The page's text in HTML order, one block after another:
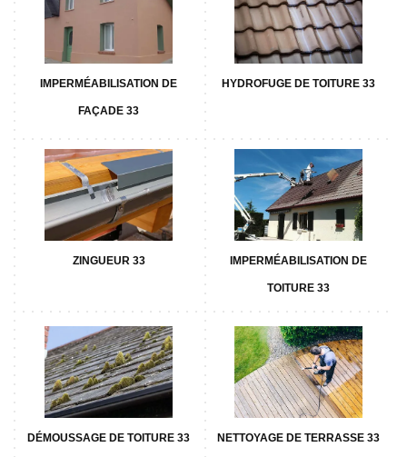
IMPERMÉABILISATION DE
FAÇADE 33
HYDROFUGE DE TOITURE 33
ZINGUEUR 33 IMPERMÉABILISATION DE
TOITURE 33
DÉMOUSSAGE DE TOITURE 33 NETTOYAGE DE TERRASSE 33